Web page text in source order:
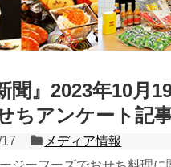
聞』2023年10月
ちアンケート記
メディア情報